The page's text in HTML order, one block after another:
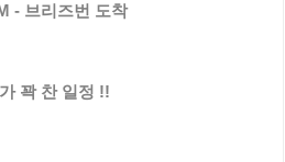
- 브리즈번 도착
꽉 찬 일정 !!